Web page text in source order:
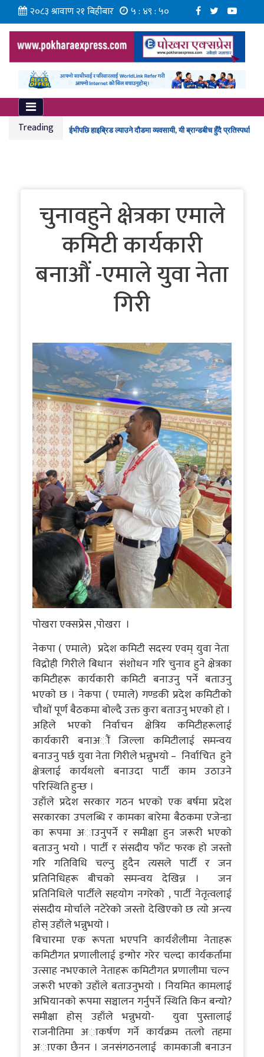
२०८३ श्रावाण २१ बिहीबार ५ : ४९ : ५०
Treading
ईभीपछि हाइब्रिड ल्याउने दौडमा व्यवसायी, यी ब्रान्डबीच हुँदै प्रतिस्पर्धा
चुनावहुने क्षेत्रका एमाले
कमिटी कार्यकारी
बनाऔं -एमाले युवा नेता
गिरी
पाेखरा एक्सप्रेस ,पोखरा ।
नेकपा ( एमाले) प्रदेश कमिटी सदस्य एवम् युवा नेता
विद्राेही गिरीले बिधान संशाेधन गरि चुनाव हुने क्षेत्रका
कमिटीहरू कार्यकारी कमिटी बनाउनु पर्ने बताउनु
भएकाे छ । नेकपा ( एमाले) गण्डकी प्रदेश कमिटीकाे
चाैथाें पूर्ण बैठकमा बाेल्दै उक्त कुरा बताउनु भएकाे हाे ।
अहिले भएकाे निर्वाचन क्षेत्रिय कमिटीहरूलाई
कार्यकारी बनाअाैं जिल्ला कमिटीलाई समन्वय
बनाउनु पर्छ युवा नेता गिरीले भन्नुभयाे – निर्वाचित हुने
क्षेत्रलाई कार्यथलाे बनाउदा पार्टी काम उठाउने
परिस्थिति हुन्छ ।
उहाँले प्रदेश सरकार गठन भएकाे एक बर्षमा प्रदेश
सरकारका उपलब्धि र कामका बारेमा बैठकमा एजेन्डा
का रूपमा अाउनुपर्ने र समीक्षा हुन जरूरी भएकाे
बताउनु भयाे । पार्टी र संसदीय फाँट फरक हाे जस्ताे
गरि गतिविधि चल्नु हुदैन त्यसले पार्टी र जन
प्रतिनिधिहरू बीचकाे समन्वय देखिन्न । जन
प्रतिनिधिले पार्टीले सहयाेग नगरेकाे , पार्टी नेतृत्वलाई
संसदीय माेर्चाले नटेरेकाे जस्ताे देखिएकाे छ त्याे अन्त्य
हाेस् उहाँले भन्नुभयाे ।
बिचारमा एक रूपता भएपनि कार्यशैलीमा नेताहरू
कमिटीगत प्रणालीलाई इन्गाेर गरेर चल्दा कार्यकर्तामा
उत्साह नभएकाले नेताहरू कमिटीगत प्रणालीमा चल्न
जरूरी भएकाे उहाँले बताउनुभयाे । नियमित कामलाई
अभियानकाे रूपमा सञ्चालन गर्नुपर्ने स्थिति किन बन्याे?
समीक्षा हाेस् उहाँले भन्नुभयाे- युवा पुस्तालाई
राजनीतिमा अाकर्षण गर्ने कार्यक्रम तत्लाे तहमा
अाएका छैनन । जनसंगठनलाई कामकाजी बनाउन